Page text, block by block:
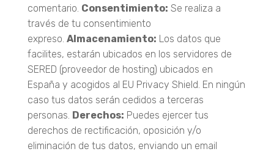
comentario. Consentimiento: Se realiza a
través de tu consentimiento
expreso. Almacenamiento: Los datos que
facilites, estarán ubicados en los servidores de
SERED (proveedor de hosting) ubicados en
España y acogidos al EU Privacy Shield. En ningún
caso tus datos serán cedidos a terceras
personas. Derechos: Puedes ejercer tus
derechos de rectificación, oposición y/o
eliminación de tus datos, enviando un email